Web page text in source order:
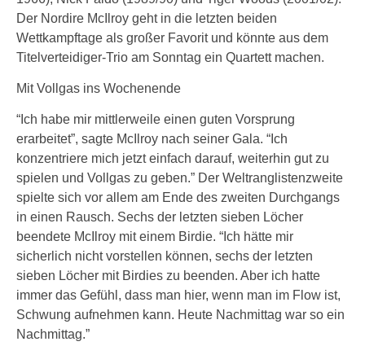
Der Nordire McIlroy geht in die letzten beiden
Wettkampftage als großer Favorit und könnte aus dem
Titelverteidiger-Trio am Sonntag ein Quartett machen.
Mit Vollgas ins Wochenende
“Ich habe mir mittlerweile einen guten Vorsprung
erarbeitet”, sagte McIlroy nach seiner Gala. “Ich
konzentriere mich jetzt einfach darauf, weiterhin gut zu
spielen und Vollgas zu geben.” Der Weltranglistenzweite
spielte sich vor allem am Ende des zweiten Durchgangs
in einen Rausch. Sechs der letzten sieben Löcher
beendete McIlroy mit einem Birdie. “Ich hätte mir
sicherlich nicht vorstellen können, sechs der letzten
sieben Löcher mit Birdies zu beenden. Aber ich hatte
immer das Gefühl, dass man hier, wenn man im Flow ist,
Schwung aufnehmen kann. Heute Nachmittag war so ein
Nachmittag.”